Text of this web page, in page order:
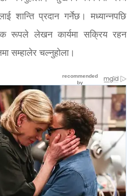
शान्ति प्रदान गर्नेछ। मध्यान्नपछि
रूपले लेखन कार्यमा सक्रिय रहन
सम्हालेर चल्नुहोला।